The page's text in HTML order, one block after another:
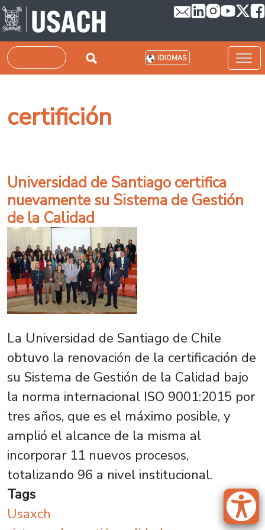
Pasar al contenido principal
Buscar IDIOMAS
certifición
Universidad de Santiago certifica
nuevamente su Sistema de Gestión
de la Calidad
La Universidad de Santiago de Chile
obtuvo la renovación de la certificación de
su Sistema de Gestión de la Calidad bajo
la norma internacional ISO 9001:2015 por
tres años, que es el máximo posible, y
amplió el alcance de la misma al
incorporar 11 nuevos procesos,
totalizando 96 a nivel institucional.
Tags
Usaxch